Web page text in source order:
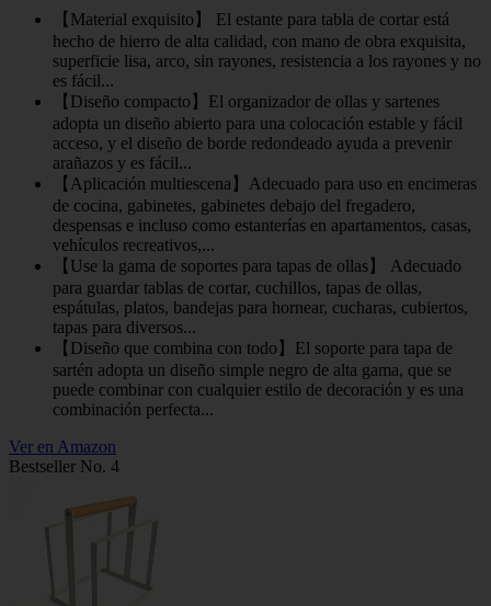
【Material exquisito】 El estante para tabla de cortar está
hecho de hierro de alta calidad, con mano de obra exquisita,
superficie lisa, arco, sin rayones, resistencia a los rayones y no
es fácil...
【Diseño compacto】El organizador de ollas y sartenes
adopta un diseño abierto para una colocación estable y fácil
acceso, y el diseño de borde redondeado ayuda a prevenir
arañazos y es fácil...
【Aplicación multiescena】Adecuado para uso en encimeras
de cocina, gabinetes, gabinetes debajo del fregadero,
despensas e incluso como estanterías en apartamentos, casas,
vehículos recreativos,...
【Use la gama de soportes para tapas de ollas】 Adecuado
para guardar tablas de cortar, cuchillos, tapas de ollas,
espátulas, platos, bandejas para hornear, cucharas, cubiertos,
tapas para diversos...
【Diseño que combina con todo】El soporte para tapa de
sartén adopta un diseño simple negro de alta gama, que se
puede combinar con cualquier estilo de decoración y es una
combinación perfecta...
Ver en Amazon
Bestseller No. 4